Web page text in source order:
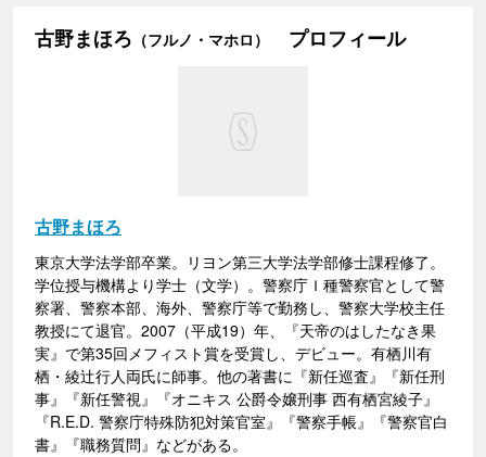
古野まほろ （フルノ・マホロ） プロフィール
古野まほろ
東京大学法学部卒業。リヨン第三大学法学部修士課程修了。
学位授与機構より学士（文学）。警察庁Ｉ種警察官として警
察署、警察本部、海外、警察庁等で勤務し、警察大学校主任
教授にて退官。2007（平成19）年、『天帝のはしたなき果
実』で第35回メフィスト賞を受賞し、デビュー。有栖川有
栖・綾辻行人両氏に師事。他の著書に『新任巡査』『新任刑
事』『新任警視』『オニキス 公爵令嬢刑事 西有栖宮綾子』
『R.E.D. 警察庁特殊防犯対策官室』『警察手帳』『警察官白
書』『職務質問』などがある。